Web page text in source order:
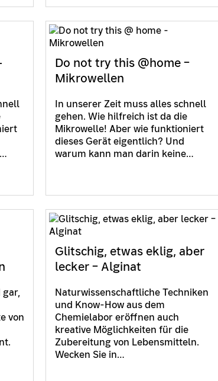
Do not try this @home –
Mikrowellen
In unserer Zeit muss alles schnell
gehen. Wie hilfreich ist da die
Mikrowelle! Aber wie funktioniert
dieses Gerät eigentlich? Und
warum kann man darin keine…
von
Glitschig, etwas eklig, aber
lecker – Alginat
Naturwissenschaftliche Techniken
und Know-How aus dem
Chemielabor eröffnen auch
kreative Möglichkeiten für die
Zubereitung von Lebensmitteln.
Wecken Sie in…